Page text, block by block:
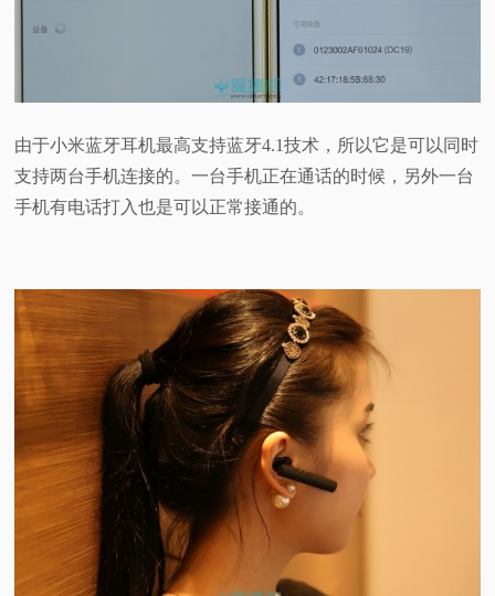
由于小米蓝牙耳机最高支持蓝牙4.1技术，所以它是可以同时
支持两台手机连接的。一台手机正在通话的时候，另外一台
手机有电话打入也是可以正常接通的。